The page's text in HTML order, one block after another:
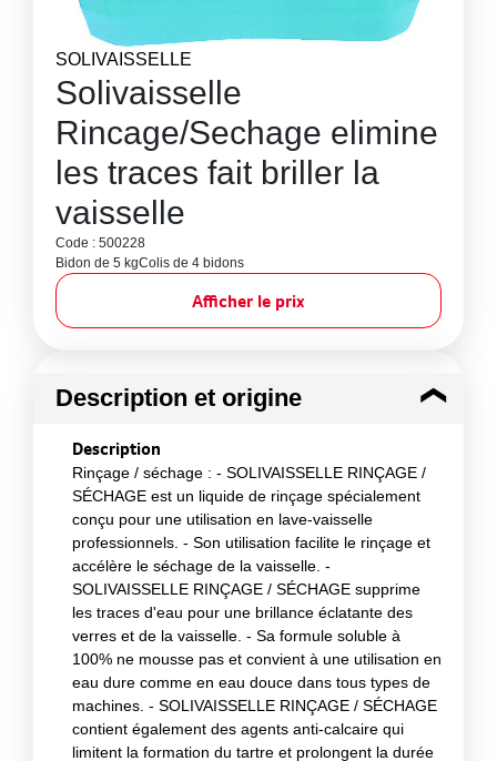
SOLIVAISSELLE
Solivaisselle
Rincage/Sechage elimine
les traces fait briller la
vaisselle
Code : 500228
Bidon de 5 kgColis de 4 bidons
Afficher le prix
Description et origine
Description
Rinçage / séchage : - SOLIVAISSELLE RINÇAGE /
SÉCHAGE est un liquide de rinçage spécialement
conçu pour une utilisation en lave-vaisselle
professionnels. - Son utilisation facilite le rinçage et
accélère le séchage de la vaisselle. -
SOLIVAISSELLE RINÇAGE / SÉCHAGE supprime
les traces d'eau pour une brillance éclatante des
verres et de la vaisselle. - Sa formule soluble à
100% ne mousse pas et convient à une utilisation en
eau dure comme en eau douce dans tous types de
machines. - SOLIVAISSELLE RINÇAGE / SÉCHAGE
contient également des agents anti-calcaire qui
limitent la formation du tartre et prolongent la durée